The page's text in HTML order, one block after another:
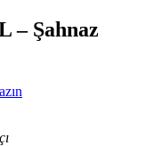
– Şahnaz